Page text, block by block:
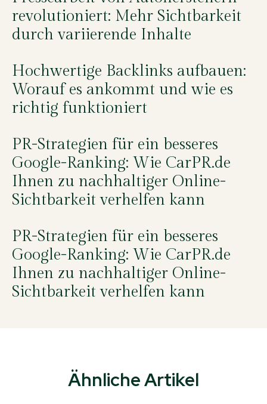
revolutioniert: Mehr Sichtbarkeit
durch variierende Inhalte
Hochwertige Backlinks aufbauen:
Worauf es ankommt und wie es
richtig funktioniert
PR-Strategien für ein besseres
Google-Ranking: Wie CarPR.de
Ihnen zu nachhaltiger Online-
Sichtbarkeit verhelfen kann
PR-Strategien für ein besseres
Google-Ranking: Wie CarPR.de
Ihnen zu nachhaltiger Online-
Sichtbarkeit verhelfen kann
Ähnliche Artikel